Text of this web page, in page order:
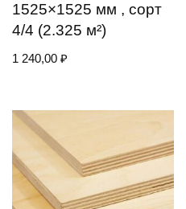
1525×1525 мм , сорт
4/4 (2.325 м²)
1 240,00 ₽